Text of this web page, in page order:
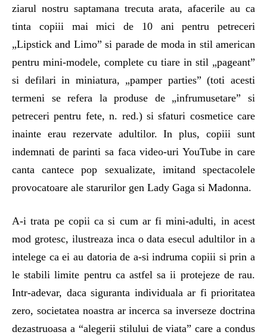
ziarul nostru saptamana trecuta arata, afacerile au ca
tinta copiii mai mici de 10 ani pentru petreceri
„Lipstick and Limo” si parade de moda in stil american
pentru mini-modele, complete cu tiare in stil „pageant”
si defilari in miniatura, „pamper parties” (toti acesti
termeni se refera la produse de „infrumusetare” si
petreceri pentru fete, n. red.) si sfaturi cosmetice care
inainte erau rezervate adultilor. In plus, copiii sunt
indemnati de parinti sa faca video-uri YouTube in care
canta cantece pop sexualizate, imitand spectacolele
provocatoare ale starurilor gen Lady Gaga si Madonna.
A-i trata pe copii ca si cum ar fi mini-adulti, in acest
mod grotesc, ilustreaza inca o data esecul adultilor in a
intelege ca ei au datoria de a-si indruma copiii si prin a
le stabili limite pentru ca astfel sa ii protejeze de rau.
Intr-adevar, daca siguranta individuala ar fi prioritatea
zero, societatea noastra ar incerca sa inverseze doctrina
dezastruoasa a “alegerii stilului de viata” care a condus